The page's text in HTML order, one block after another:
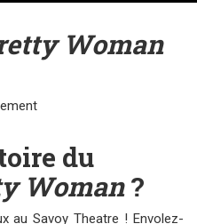
Woman
du
Woman?
au Savoy Theatre ! Envolez-